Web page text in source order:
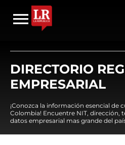
DIRECTORIO
EMPRESARIAL
¡Conozca la información esencial de
Colombia! Encuentre NIT, dirección,
datos empresarial mas grande del